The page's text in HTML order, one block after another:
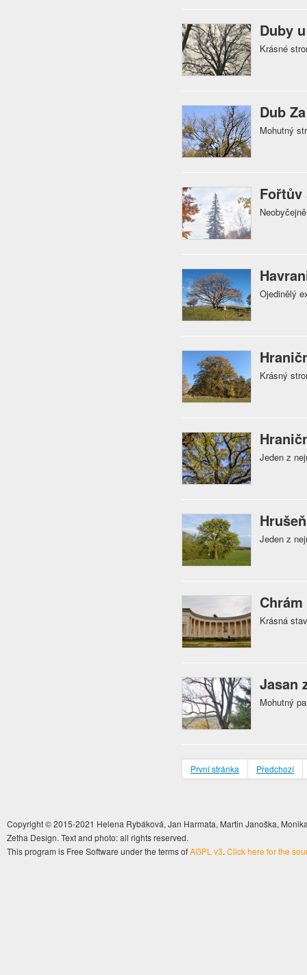
Duby
Krásné
Dub
Mohutný
Fořtův
Ojedinělý
Krásný
Jeden z
Jeden z
Krásná
Jasan
Mohutný
První stránka Předchozí
Copyright © 2015-2021 Helena Rybáková, Jan Harmata, Martin Janoška,
Zetha Design. Text and photo: all rights reserved.
This program is Free Software under the terms ofAGPL v3. Click here for the